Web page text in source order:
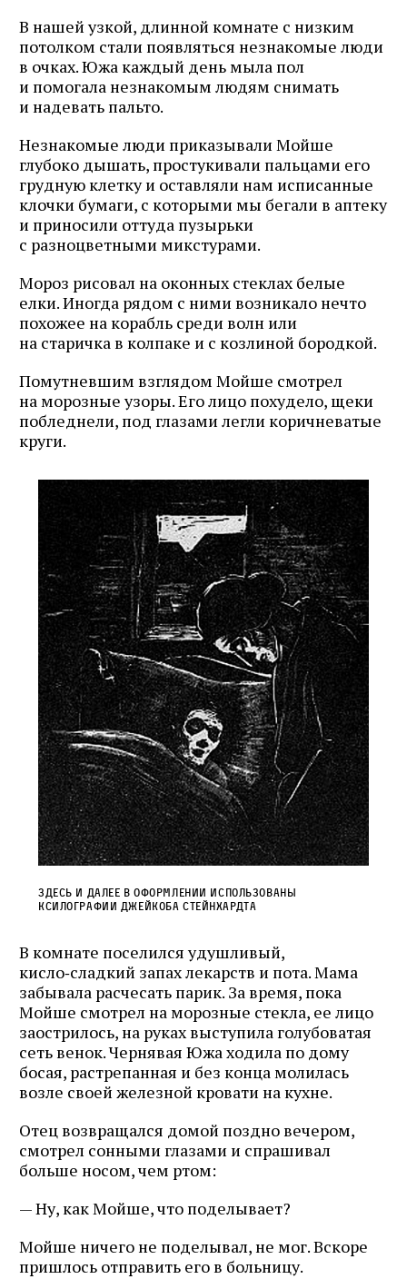
В нашей узкой, длинной комнате с низким
потолком стали появляться незнакомые люди
в очках. Южа каждый день мыла пол
и помогала незнакомым людям снимать
и надевать пальто.
Незнакомые люди приказывали Мойше
глубоко дышать, простукивали пальцами его
грудную клетку и оставляли нам исписанные
клочки бумаги, с которыми мы бегали в аптеку
и приносили оттуда пузырьки
с разноцветными микстурами.
Мороз рисовал на оконных стеклах белые
елки. Иногда рядом с ними возникало нечто
похожее на корабль среди волн или
на старичка в колпаке и с козлиной бородкой.
Помутневшим взглядом Мойше смотрел
на морозные узоры. Его лицо похудело, щеки
побледнели, под глазами легли коричневатые
круги.
Здесь и далее в оформлении использованы
ксилографии Джейкоба Стейнхардта
В комнате поселился удушливый,
кисло‑сладкий запах лекарств и пота. Мама
забывала расчесать парик. За время, пока
Мойше смотрел на морозные стекла, ее лицо
заострилось, на руках выступила голубоватая
сеть венок. Чернявая Южа ходила по дому
босая, растрепанная и без конца молилась
возле своей железной кровати на кухне.
Отец возвращался домой поздно вечером,
смотрел сонными глазами и спрашивал
больше носом, чем ртом:
— Ну, как Мойше, что поделывает?
Мойше ничего не поделывал, не мог. Вскоре
пришлось отправить его в больницу.